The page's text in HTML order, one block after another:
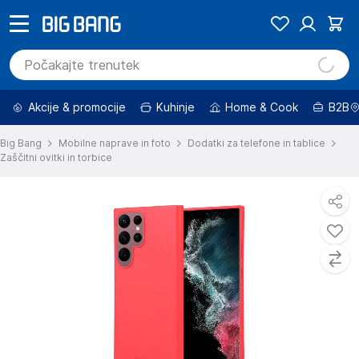
Akcije & promocije Kuhinje Home & Cook B2B
Big Bang Mobilne naprave in foto
Dodatki za telefone in tablice
Zaščitni ovitki in torbice